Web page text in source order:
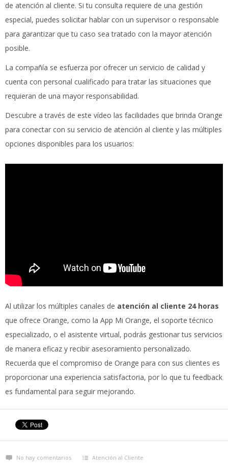
de atención al cliente. Si tu consulta requiere de una gestión
especial, puedes solicitar hablar con un supervisor o responsable
para garantizar que tu caso sea tratado con la mayor atención
posible.
La compañía se esfuerza por ofrecer un servicio de calidad y
cuenta con personal cualificado para tratar las situaciones que
requieran de una mayor responsabilidad.
Descubre a través de este vídeo las facilidades que brinda Orange
para conectar con su servicio de atención al cliente y las múltiples
opciones disponibles para los usuarios:
Al utilizar los múltiples canales de atención al cliente 24 horas
que ofrece Orange, como la App Mi Orange, el soporte técnico
especializado, o el asistente virtual, podrás gestionar tus servicios
de manera eficaz y recibir asesoramiento personalizado.
Recuerda que el compromiso de Orange para con sus clientes es
proporcionar una experiencia satisfactoria, por lo que tu feedback
es fundamental para seguir mejorando.
No hay comentarios Atención al Cliente